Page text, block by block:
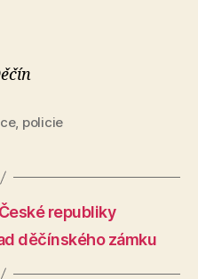
, policie
republiky
děčínského zámku